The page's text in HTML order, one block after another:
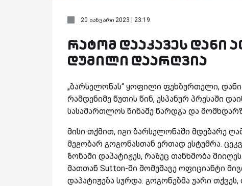
20 იანვარი 2023 | 23:19
რატომ დააკავეს დანი
დუმილი დაარღვია
„ბარსელონას“ ყოფილი ფეხბურთელი,
რამდენიმე წუთის წინ, ესპანურ პრესაში
სასამართლოს წინაშე წარდგა და
მისი თქმით, იგი ბარსელონაში მდებარე
მეგობარ გოგონასთან ერთად ესტუმრა.
ზონაში დაპატიჟეს, რაზეც თანხმობა
მათთან Sutton-ში მომუშავე ოფიციანტი
დაპატიჟება სურდა. გოგონებმა უარი